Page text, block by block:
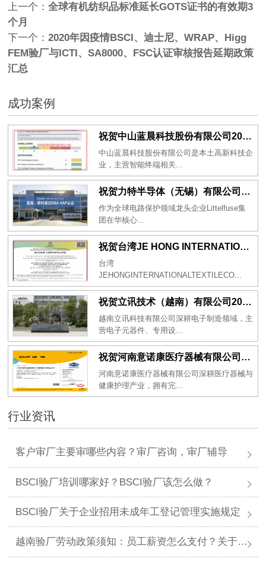
上一个：全球有机纺织品标准延长GOTS证书的有效期3
个月
下一个：2020年因疫情BSCI、迪士尼、WRAP、Higg
FEM验厂与ICTI、SA8000、FSC认证审核报告延期政策
汇总
成功案例
祝贺中山蓝晨科技股份有限公司2026年一次性成功通过BSCI验厂-B级
中山蓝晨科技股份有限公司是本土高新科技企
业，主营智能终端相关...
祝贺力特半导体（无锡）有限公司2026年一次性成功通过RBA-VAP认证审核并取得170.2分
作为全球电路保护领域龙头企业Littelfuse集
团在华核心...
祝贺台湾JE HONG INTERNATIONAL TEXTILE CO., LTD 2026年一次性成功通过GRS认证
台湾
JEHONGINTERNATIONALTEXTILECO...
祝贺立讯技术（越南）有限公司2026年一次性成功通过RBA-VAP审核获得金牌评级！
越南立讯科技有限公司深耕电子制造领域，主
营电子元器件、专用设...
祝贺河南意诺康医疗器械有限公司2026年一次性成功通过GMP认证
河南意诺康医疗器械有限公司深耕医疗器械与
健康护理产业，拥有完...
行业资讯
客户审厂主要审哪些内容？审厂咨询，审厂辅导
BSCI验厂培训哪家好？BSCI验厂该怎么做？
BSCI验厂关于企业招用未成年工登记管理实施规定
越南验厂劳动政策须知：员工薪资怎么支付？关于薪资支付有哪些规定呢？